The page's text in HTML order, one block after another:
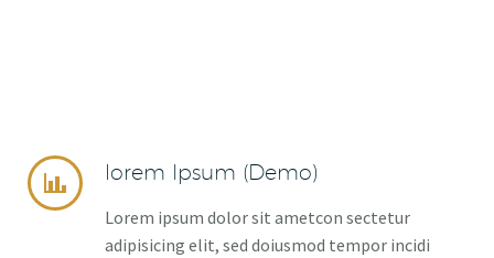

 lorem Ipsum (Demo)
Lorem ipsum dolor sit ametcon sectetur
adipisicing elit, sed doiusmod tempor incidi